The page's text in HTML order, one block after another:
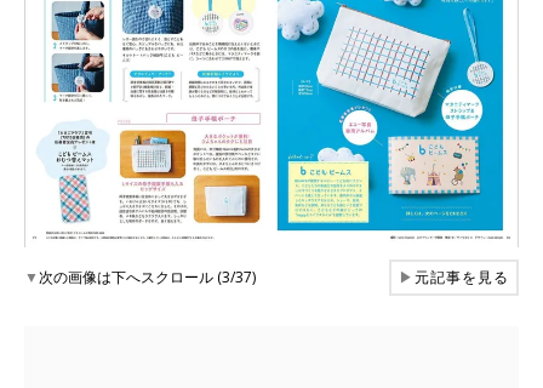
▼次の画像は下へスクロール (3/37) ▶元記事を見る